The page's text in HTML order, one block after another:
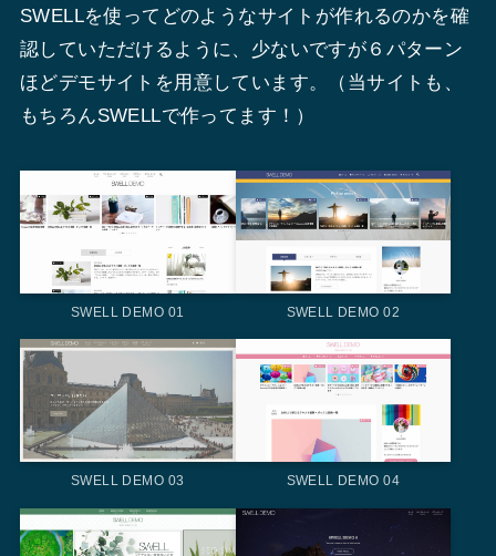
SWELLを使ってどのようなサイトが作れるのかを確
認していただけるように、少ないですが６パターン
ほどデモサイトを用意しています。（当サイトも、
もちろんSWELLで作ってます！）
SWELL DEMO 01
SWELL DEMO 03
SWELL DEMO 02
SWELL DEMO 04